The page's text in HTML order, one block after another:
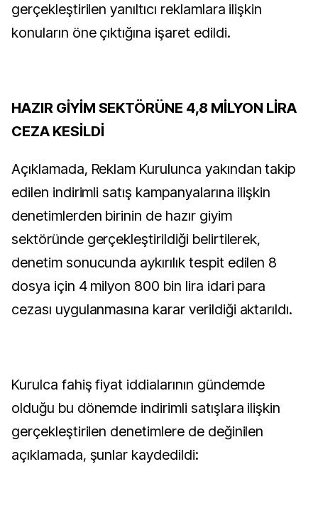
gerçekleştirilen yanıltıcı reklamlara ilişkin
konuların öne çıktığına işaret edildi.
HAZIR GİYİM SEKTÖRÜNE 4,8 MİLYON LİRA
CEZA KESİLDİ
Açıklamada, Reklam Kurulunca yakından takip
edilen indirimli satış kampanyalarına ilişkin
denetimlerden birinin de hazır giyim
sektöründe gerçekleştirildiği belirtilerek,
denetim sonucunda aykırılık tespit edilen 8
dosya için 4 milyon 800 bin lira idari para
cezası uygulanmasına karar verildiği aktarıldı.
Kurulca fahiş fiyat iddialarının gündemde
olduğu bu dönemde indirimli satışlara ilişkin
gerçekleştirilen denetimlere de değinilen
açıklamada, şunlar kaydedildi: